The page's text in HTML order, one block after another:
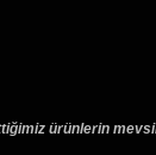
ürünlerin